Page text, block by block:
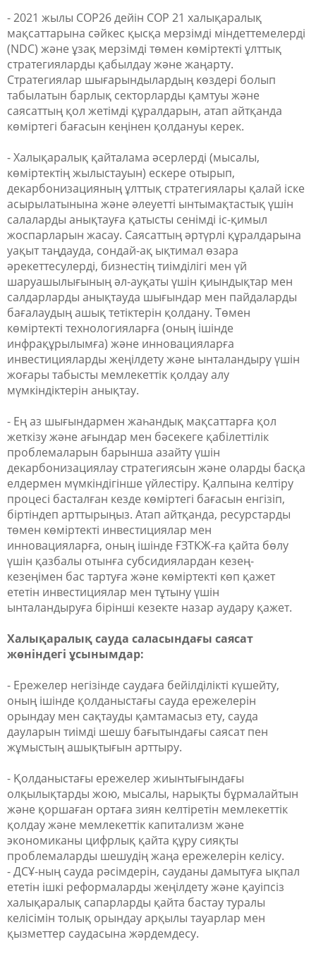
- 2021 жылы COP26 дейін COP 21 халықаралық
мақсаттарына сәйкес қысқа мерзімді міндеттемелерді
(NDC) және ұзақ мерзімді төмен көміртекті ұлттық
стратегияларды қабылдау және жаңарту.
Стратегиялар шығарындылардың көздері болып
табылатын барлық секторларды қамтуы және
саясаттың қол жетімді құралдарын, атап айтқанда
көміртегі бағасын кеңінен қолдануы керек.
- Халықаралық қайталама әсерлерді (мысалы,
көміртектің жылыстауын) ескере отырып,
декарбонизацияның ұлттық стратегиялары қалай іске
асырылатынына және әлеуетті ынтымақтастық үшін
салаларды анықтауға қатысты сенімді іс-қимыл
жоспарларын жасау. Саясаттың әртүрлі құралдарына
уақыт таңдауда, сондай-ақ ықтимал өзара
әрекеттесулерді, бизнестің тиімділігі мен үй
шаруашылығының әл-ауқаты үшін қиындықтар мен
салдарларды анықтауда шығындар мен пайдаларды
бағалаудың ашық тетіктерін қолдану. Төмен
көміртекті технологияларға (оның ішінде
инфрақұрылымға) және инновацияларға
инвестицияларды жеңілдету және ынталандыру үшін
жоғары табысты мемлекеттік қолдау алу
мүмкіндіктерін анықтау.
- Ең аз шығындармен жаһандық мақсаттарға қол
жеткізу және ағындар мен бәсекеге қабілеттілік
проблемаларын барынша азайту үшін
декарбонизациялау стратегиясын және оларды басқа
елдермен мүмкіндігінше үйлестіру. Қалпына келтіру
процесі басталған кезде көміртегі бағасын енгізіп,
біртіндеп арттырыңыз. Атап айтқанда, ресурстарды
төмен көміртекті инвестициялар мен
инновацияларға, оның ішінде ҒЗТКЖ-ға қайта бөлу
үшін қазбалы отынға субсидиялардан кезең-
кезеңімен бас тартуға және көміртекті көп қажет
ететін инвестициялар мен тұтыну үшін
ынталандыруға бірінші кезекте назар аудару қажет.
Халықаралық сауда саласындағы саясат
жөніндегі ұсынымдар:
- Ережелер негізінде саудаға бейілділікті күшейту,
оның ішінде қолданыстағы сауда ережелерін
орындау мен сақтауды қамтамасыз ету, сауда
дауларын тиімді шешу бағытындағы саясат пен
жұмыстың ашықтығын арттыру.
- Қолданыстағы ережелер жиынтығындағы
олқылықтарды жою, мысалы, нарықты бұрмалайтын
және қоршаған ортаға зиян келтіретін мемлекеттік
қолдау және мемлекеттік капитализм және
экономиканы цифрлық қайта құру сияқты
проблемаларды шешудің жаңа ережелерін келісу.
- ДСҰ-ның сауда рәсімдерін, сауданы дамытуға ықпал
ететін ішкі реформаларды жеңілдету және қауіпсіз
халықаралық сапарларды қайта бастау туралы
келісімін толық орындау арқылы тауарлар мен
қызметтер саудасына жәрдемдесу.